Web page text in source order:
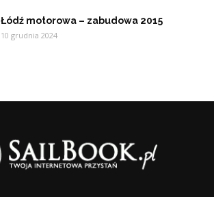
Łódź motorowa – zabudowa 2015
10 grudnia 2024